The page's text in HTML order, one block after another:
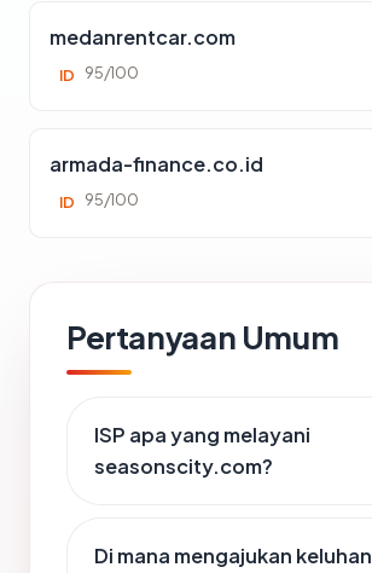
medanrentcar.com
ID 95/100
armada-finance.co.id
ID 95/100
Pertanyaan Umum
ISP apa yang melayani
seasonscity.com?
Di mana mengajukan keluhan